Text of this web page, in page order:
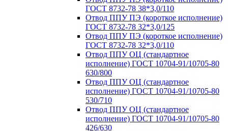
ГОСТ 8732-78 38*3,0/110
Отвод ППУ ПЭ (короткое исполнение)
ГОСТ 8732-78 32*3,0/125
Отвод ППУ ПЭ (короткое исполнение)
ГОСТ 8732-78 32*3,0/110
Отвод ППУ ОЦ (стандартное
исполнение) ГОСТ 10704-91/10705-80
630/800
Отвод ППУ ОЦ (стандартное
исполнение) ГОСТ 10704-91/10705-80
530/710
Отвод ППУ ОЦ (стандартное
исполнение) ГОСТ 10704-91/10705-80
426/630